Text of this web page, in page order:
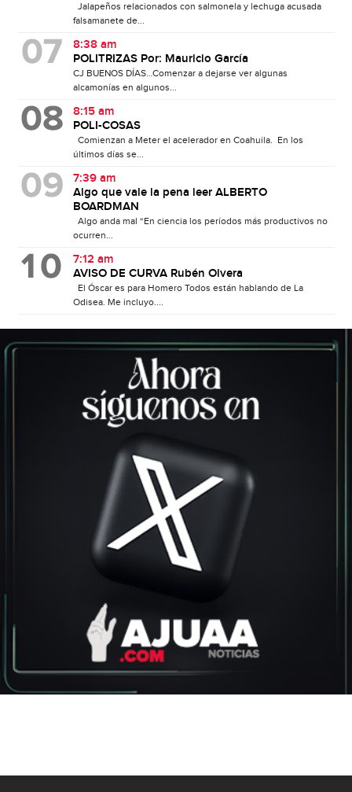
Jalapeños relacionados con salmonela y lechuga acusada
falsamanete de...
8:38 am
POLITRIZAS Por: Mauricio García
CJ BUENOS DÍAS…Comenzar a dejarse ver algunas
alcamonías en algunos...
8:15 am
POLI-COSAS
Comienzan a Meter el acelerador en Coahuila. En los
últimos días se...
7:39 am
Algo que vale la pena leer ALBERTO
BOARDMAN
Algo anda mal “En ciencia los períodos más productivos no
ocurren...
7:12 am
AVISO DE CURVA Rubén Olvera
El Óscar es para Homero Todos están hablando de La
Odisea. Me incluyo....